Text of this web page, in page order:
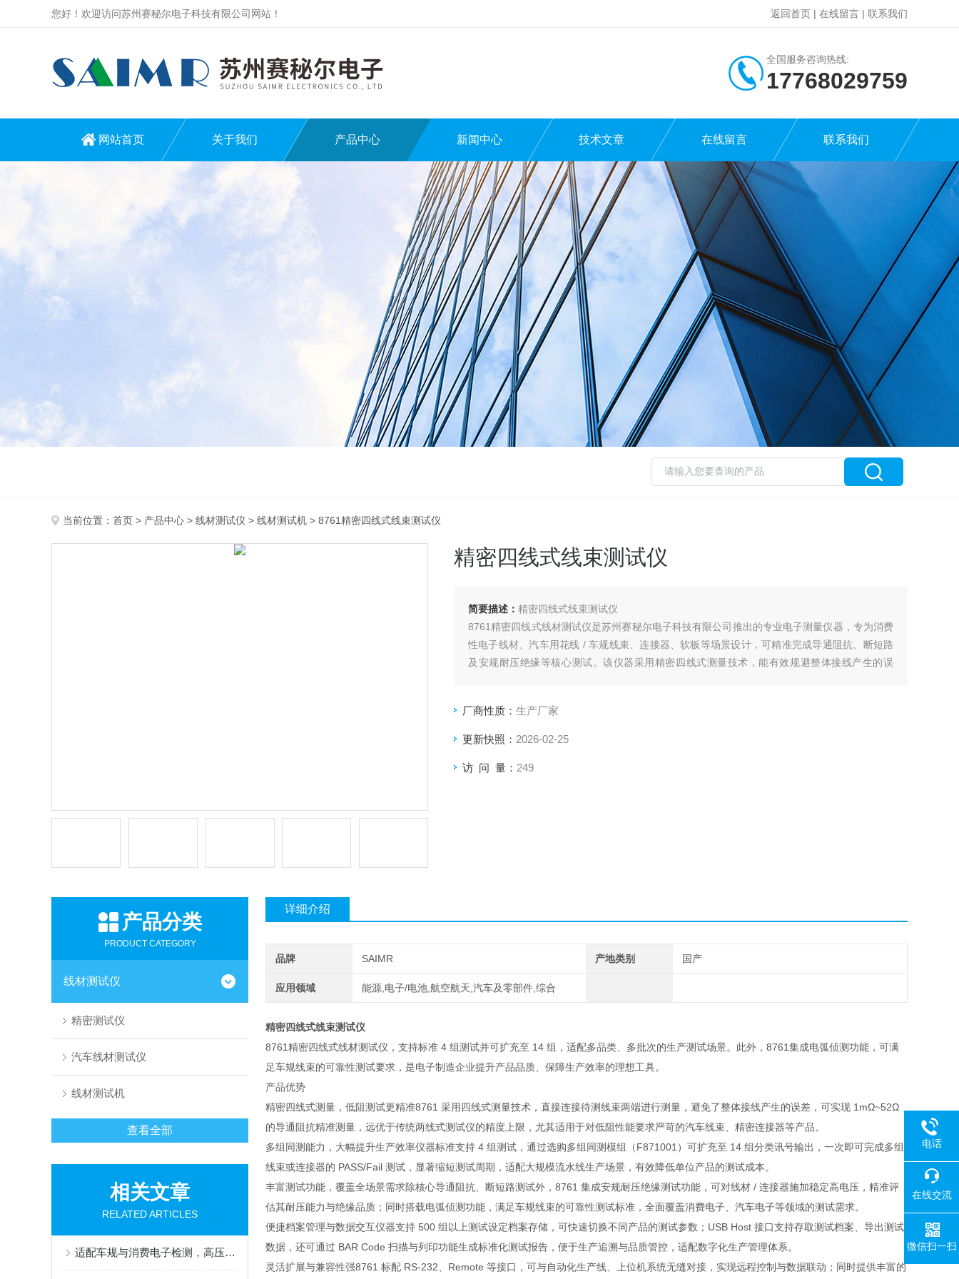
您好！欢迎访问苏州赛秘尔电子科技有限公司网站！ 返回首页 | 在线留言 | 联系我们
全国服务咨询热线:
17768029759
网站首页 关于我们 产品中心 新闻中心 技术文章 在线留言 联系我们
当前位置： 首页 > 产品中心 > 线材测试仪 > 线材测试机 > 8761精密四线式线束测试仪
精密四线式线束测试仪
简要描述： 精密四线式线束测试仪
8761精密四线式线材测试仪是苏州赛秘尔电子科技有限公司推出的专业电子测量仪器，专为消费
性电子线材、汽车用花线 / 车规线束、连接器、软板等场景设计，可精准完成导通阻抗、断短路
及安规耐压绝缘等核心测试。该仪器采用精密四线式测量技术，能有效规避整体接线产生的误
厂商性质： 生产厂家
更新快照： 2026-02-25
访 问 量： 249
产品分类
PRODUCT CATEGORY
线材测试仪
精密测试仪
汽车线材测试仪
线材测试机
查看全部
相关文章
RELATED ARTICLES
适配车规与消费电子检测，高压线束测试台/线材测试机应用解读
详细介绍
品牌 SAIMR 产地类别 国产
应用领域 能源,电子/电池,航空航天,汽车及零部件,综合
精密四线式线束测试仪
8761精密四线式线材测试仪，支持标准 4 组测试并可扩充至 14 组，适配多品类、多批次的生产测试场景。此外，8761集成电弧侦测功能，可满
足车规线束的可靠性测试要求，是电子制造企业提升产品品质、保障生产效率的理想工具。
产品优势
精密四线式测量，低阻测试更精准8761 采用四线式测量技术，直接连接待测线束两端进行测量，避免了整体接线产生的误差，可实现 1mΩ~52Ω
的导通阻抗精准测量，远优于传统两线式测试仪的精度上限，尤其适用于对低阻性能要求严苛的汽车线束、精密连接器等产品。
多组同测能力，大幅提升生产效率仪器标准支持 4 组测试，通过选购多组同测模组（F871001）可扩充至 14 组分类讯号输出，一次即可完成多组
线束或连接器的 PASS/Fail 测试，显著缩短测试周期，适配大规模流水线生产场景，有效降低单位产品的测试成本。
丰富测试功能，覆盖全场景需求除核心导通阻抗、断短路测试外，8761 集成安规耐压绝缘测试功能，可对线材 / 连接器施加稳定高电压，精准评
估其耐压能力与绝缘品质；同时搭载电弧侦测功能，满足车规线束的可靠性测试标准，全面覆盖消费电子、汽车电子等领域的测试需求。
便捷档案管理与数据交互仪器支持 500 组以上测试设定档案存储，可快速切换不同产品的测试参数；USB Host 接口支持存取测试档案、导出测试
数据，还可通过 BAR Code 扫描与列印功能生成标准化测试报告，便于生产追溯与品质管控，适配数字化生产管理体系。
灵活扩展与兼容性强8761 标配 RS-232、Remote 等接口，可与自动化生产线、上位机系统无缝对接，实现远程控制与数据联动；同时提供丰富的
电话
在线交流
微信扫一扫